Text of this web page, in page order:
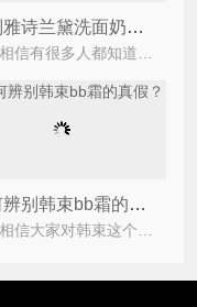
辨别雅诗兰黛洗面奶真假的方法有哪些？
如何辨别韩束bb霜的真假？